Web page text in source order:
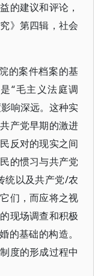
的建议和评论，
》第四辑，社会
的案件档案的基
“毛主义法庭调
响深远。这种实
产党早期的激进
反对的现实之间
的惯习与共产党
统以及共产党/农
们，而应将之视
现场调查和积极
的基础的构造。
度的形成过程中